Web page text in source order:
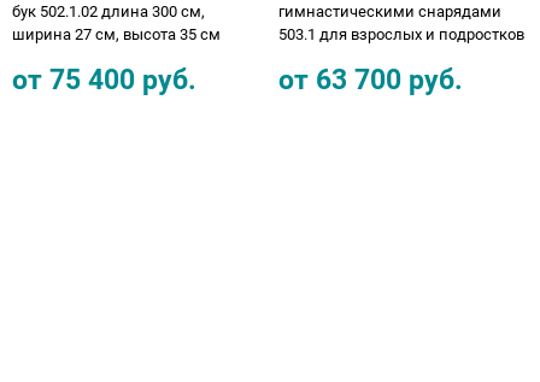
бук 502.1.02 длина 300 см,
ширина 27 см, высота 35 см
от 75 400 руб.
гимнастическими снарядами
503.1 для взрослых и подростков
от 63 700 руб.